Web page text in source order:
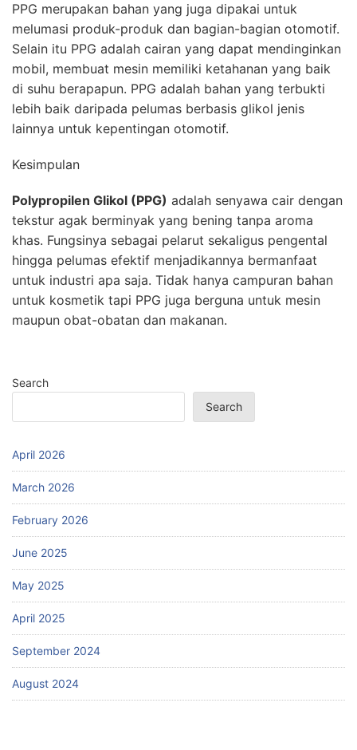
PPG merupakan bahan yang juga dipakai untuk
melumasi produk-produk dan bagian-bagian otomotif.
Selain itu PPG adalah cairan yang dapat mendinginkan
mobil, membuat mesin memiliki ketahanan yang baik
di suhu berapapun. PPG adalah bahan yang terbukti
lebih baik daripada pelumas berbasis glikol jenis
lainnya untuk kepentingan otomotif.
Kesimpulan
Polypropilen Glikol (PPG) adalah senyawa cair dengan
tekstur agak berminyak yang bening tanpa aroma
khas. Fungsinya sebagai pelarut sekaligus pengental
hingga pelumas efektif menjadikannya bermanfaat
untuk industri apa saja. Tidak hanya campuran bahan
untuk kosmetik tapi PPG juga berguna untuk mesin
maupun obat-obatan dan makanan.
Search
Search
April 2026
March 2026
February 2026
June 2025
May 2025
April 2025
September 2024
August 2024